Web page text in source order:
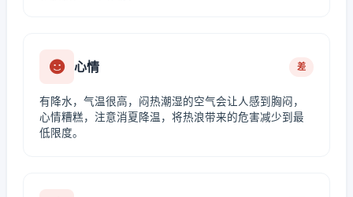
心情 差
有降水，气温很高，闷热潮湿的空气会让人感到胸闷，
心情糟糕，注意消夏降温，将热浪带来的危害减少到最
低限度。